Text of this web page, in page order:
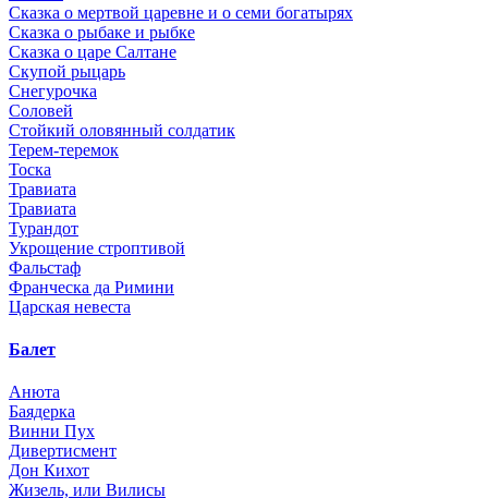
Сказка о мертвой царевне и о семи богатырях
Сказка о рыбаке и рыбке
Сказка о царе Салтане
Скупой рыцарь
Снегурочка
Соловей
Стойкий оловянный солдатик
Терем-теремок
Тоска
Травиата
Травиата
Турандот
Укрощение строптивой
Фальстаф
Франческа да Римини
Царская невеста
Балет
Анюта
Баядерка
Винни Пух
Дивертисмент
Дон Кихот
Жизель, или Вилисы